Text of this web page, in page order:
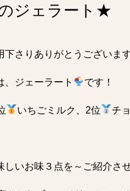
ジェラート★
さりありがとうございます
、ジェーラート です！
いちごミルク、2位 チ
いお味３点を～ご紹介さ